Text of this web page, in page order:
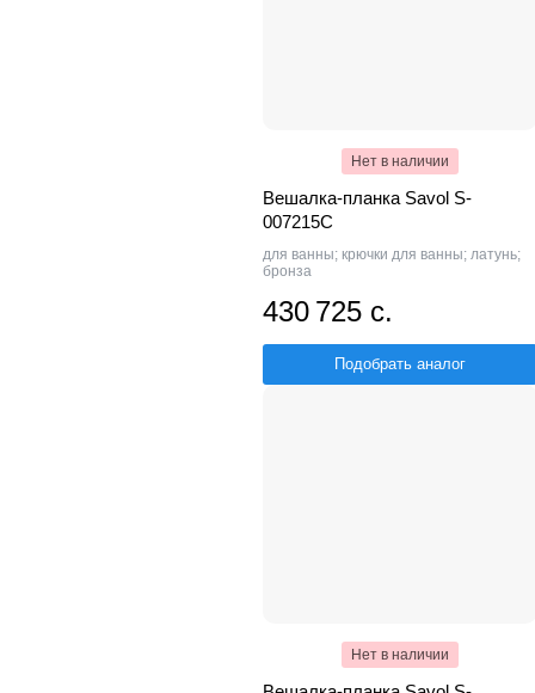
Нет в наличии
Вешалка-планка Savol S-
007215C
для ванны; крючки для ванны; латунь;
бронза
430 725 с.
Подобрать аналог
Нет в наличии